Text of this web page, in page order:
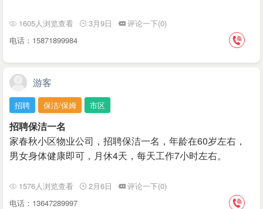
1605人浏览查看 3月9日
评论一下(0)
电话：15871899984
游客
招聘 保洁/保姆 市区
招聘保洁一名
家春秋小区物业公司，招聘保洁一名，年龄在60岁左右，
男女身体健康即可，月休4天，每天工作7小时左右。
1576人浏览查看 2月6日
评论一下(0)
电话：13647289997